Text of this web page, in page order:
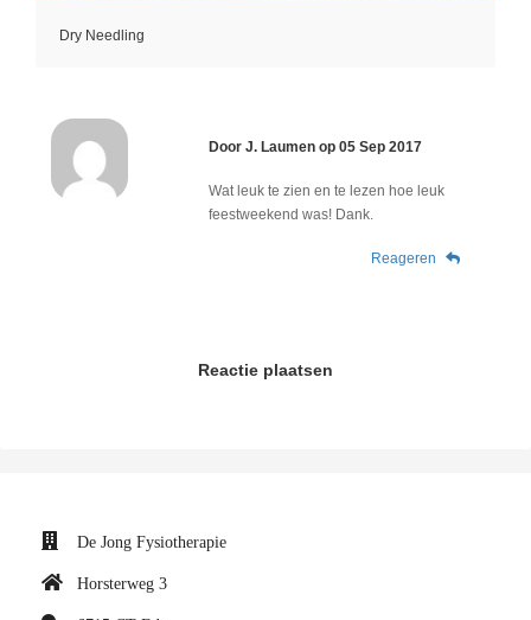
Dry Needling
DoorJ. Laumenop 05 Sep 2017
Wat leuk te zien en te lezen hoe leuk
feestweekend was! Dank.
Reageren
Reactie plaatsen
De Jong Fysiotherapie
Horsterweg 3